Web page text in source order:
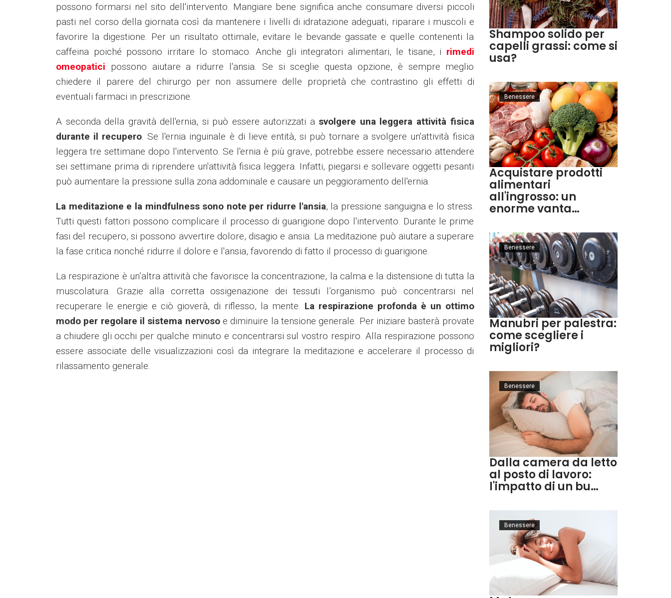
possono formarsi nel sito dell'intervento. Mangiare bene significa anche consumare diversi piccoli
pasti nel corso della giornata così da mantenere i livelli di idratazione adeguati, riparare i muscoli e
favorire la digestione. Per un risultato ottimale, evitare le bevande gassate e quelle contenenti la
caffeina poiché possono irritare lo stomaco. Anche gli integratori alimentari, le tisane, i rimedi
omeopatici possono aiutare a ridurre l'ansia. Se si sceglie questa opzione, è sempre meglio
chiedere il parere del chirurgo per non assumere delle proprietà che contrastino gli effetti di
eventuali farmaci in prescrizione.
A seconda della gravità dell'ernia, si può essere autorizzati a svolgere una leggera attività fisica
durante il recupero. Se l'ernia inguinale è di lieve entità, si può tornare a svolgere un'attività fisica
leggera tre settimane dopo l'intervento. Se l'ernia è più grave, potrebbe essere necessario attendere
sei settimane prima di riprendere un'attività fisica leggera. Infatti, piegarsi e sollevare oggetti pesanti
può aumentare la pressione sulla zona addominale e causare un peggioramento dell'ernia.
La meditazione e la mindfulness sono note per ridurre l'ansia, la pressione sanguigna e lo stress.
Tutti questi fattori possono complicare il processo di guarigione dopo l'intervento. Durante le prime
fasi del recupero, si possono avvertire dolore, disagio e ansia. La meditazione può aiutare a superare
la fase critica nonché ridurre il dolore e l'ansia, favorendo di fatto il processo di guarigione.
La respirazione è un’altra attività che favorisce la concentrazione, la calma e la distensione di tutta la
muscolatura. Grazie alla corretta ossigenazione dei tessuti l’organismo può concentrarsi nel
recuperare le energie e ciò gioverà, di riflesso, la mente. La respirazione profonda è un ottimo
modo per regolare il sistema nervosoe diminuire la tensione generale. Per iniziare basterà provate
a chiudere gli occhi per qualche minuto e concentrarsi sul vostro respiro. Alla respirazione possono
essere associate delle visualizzazioni così da integrare la meditazione e accelerare il processo di
rilassamento generale.
Shampoo solido per
capelli grassi: come si
usa?
Acquistare prodotti
alimentari
all'ingrosso: un
enorme vanta…
Benessere
Manubri per palestra:
come scegliere i
migliori?
Benessere
Dalla camera da letto
al posto di lavoro:
l'impatto di un bu…
Benessere
Benessere